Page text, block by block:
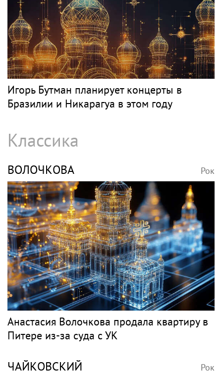
Игорь Бутман планирует концерты в
Бразилии и Никарагуа в этом году
Классика
ВОЛОЧКОВА Рок
Анастасия Волочкова продала квартиру в
Питере из-за суда с УК
ЧАЙКОВСКИЙ Рок